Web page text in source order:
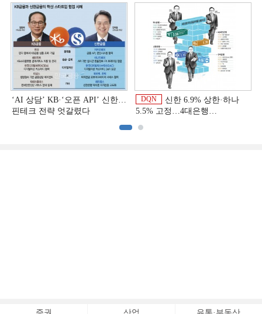
상반기 금융 리그테이블]
‘AI 상담’ KB·‘오픈 API’ 신한…
핀테크 전략 엇갈렸다
DQN
신한 6.9% 상한·하나
5.5% 고정…4대은행